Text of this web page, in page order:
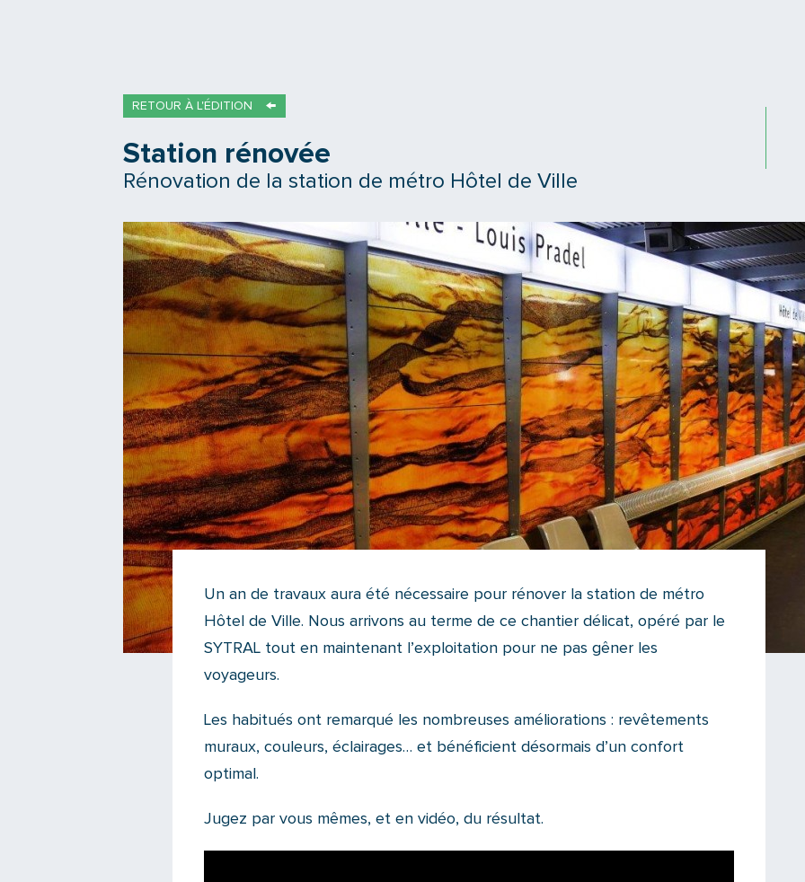
RETOUR À L'ÉDITION
Station rénovée
Rénovation de la station de métro Hôtel de Ville
Un an de travaux aura été nécessaire pour rénover la station de métro
Hôtel de Ville. Nous arrivons au terme de ce chantier délicat, opéré par le
SYTRAL tout en maintenant l’exploitation pour ne pas gêner les
voyageurs.
Les habitués ont remarqué les nombreuses améliorations : revêtements
muraux, couleurs, éclairages… et bénéficient désormais d’un confort
optimal.
Jugez par vous mêmes, et en vidéo, du résultat.